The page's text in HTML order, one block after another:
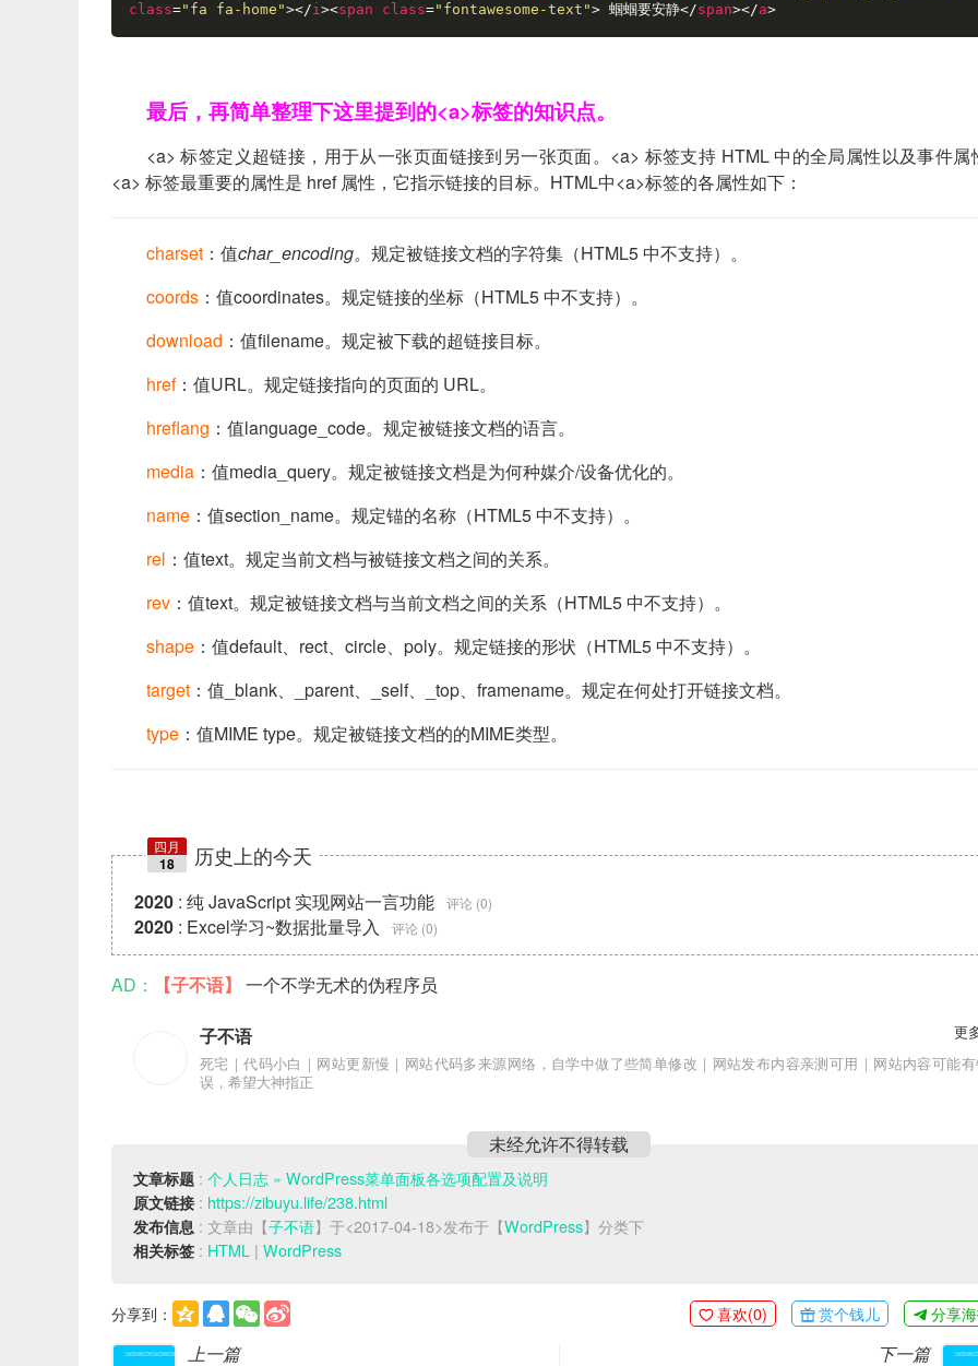
class="fa fa-home"></i><span class="fontawesome-text"> 蝈蝈要安静</span></a>
最后，再简单整理下这里提到的<a>标签的知识点。
<a> 标签定义超链接，用于从一张页面链接到另一张页面。<a> 标签支持 HTML 中的全局属性以及事件属
<a> 标签最重要的属性是 href 属性，它指示链接的目标。HTML中<a>标签的各属性如下：
charset ：值char_encoding。 规定被链接文档的字符集（HTML5 中不支持）。
coords ：值coordinates。规定链接的坐标（HTML5 中不支持）。
download ：值filename。规定被下载的超链接目标。
href：值URL。规定链接指向的页面的 URL。
hreflang ：值language_code。规定被链接文档的语言。
media ：值media_query。规定被链接文档是为何种媒介/设备优化的。
name ：值section_name。规定锚的名称（HTML5 中不支持）。
rel ：值text。规定当前文档与被链接文档之间的关系。
rev ：值text。规定被链接文档与当前文档之间的关系（HTML5 中不支持）。
shape ：值default、rect、circle、poly。规定链接的形状（HTML5 中不支持）。
target ：值_blank、_parent、_self、_top、framename。规定在何处打开链接文档。
type ：值MIME type。规定被链接文档的的MIME类型。
四月
18 历史上的今天
2020 : 纯 JavaScript 实现网站一言功能 评论 (0)
2020 : Excel学习~数据批量导入 评论 (0)
AD： 【子不语】 一个不学无术的伪程序员
更
子不语
死宅｜代码小白｜网站更新慢｜网站代码多来源网络，自学中做了些简单修改｜网站发布内容亲测可用｜网站内容可能
误，希望大神指正
未经允许不得转载
文章标题 : 个人日志 » WordPress菜单面板各选项配置及说明
原文链接 : https://zibuyu.life/238.html
发布信息 : 文章由【子不语】于<2017-04-18>发布于【WordPress】分类下
相关标签 : HTML | WordPress
分享到： 喜欢(0) 赏个钱儿 分享
上一篇
下一篇